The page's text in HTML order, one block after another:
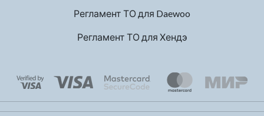
Регламент ТО для Daewoo
Регламент ТО для Хендэ